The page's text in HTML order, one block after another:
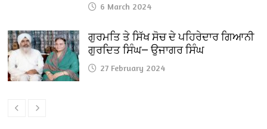
6 March 2024
ਗੁਰਮਤਿ ਤੇ ਸਿੱਖ ਸੋਚ ਦੇ ਪਹਿਰੇਦਾਰ ਗਿਆਨੀ
ਗੁਰਦਿਤ ਸਿੰਘ— ਉਜਾਗਰ ਸਿੰਘ
27 February 2024